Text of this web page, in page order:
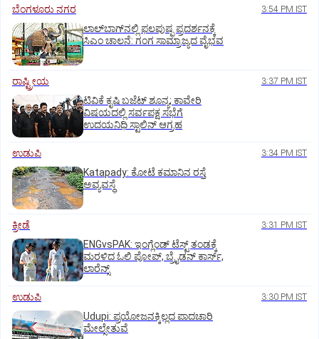
ಬೆಂಗಳೂರು ನಗರ 3:54 PM IST
ಲಾಲ್‌ಬಾಗ್‌ನಲ್ಲಿ ಫಲಪುಷ್ಪ ಪ್ರದರ್ಶನಕ್ಕೆ
ಸಿಎಂ ಚಾಲನೆ: ಗಂಗ ಸಾಮ್ರಾಜ್ಯದ ವೈಭವ
ರಾಷ್ಟ್ರೀಯ 3:37 PM IST
ಟಿವಿಕೆ ಕೃಷಿ ಬಜೆಟ್ ಶೂನ್ಯ; ಕಾವೇರಿ
ವಿಷಯದಲ್ಲಿ ಸರ್ವಪಕ್ಷ ಸಭೆಗೆ
ಉದಯನಿಧಿ ಸ್ಟಾಲಿನ್ ಆಗ್ರಹ
ಉಡುಪಿ 3:34 PM IST
Katapady: ಕೋಟೆ ಕಮಾನಿನ ರಸ್ತೆ
ಅವ್ಯವಸ್ಥೆ
ಕ್ರೀಡೆ 3:31 PM IST
ENGvsPAK: ಇಂಗ್ಲೆಂಡ್‌ ಟೆಸ್ಟ್‌ ತಂಡಕ್ಕೆ
ಮರಳಿದ ಓಲಿ ಪೋಪ್, ಬ್ರೈಡನ್ ಕಾರ್ಸ್,
ಲಾರೆನ್ಸ್
ಉಡುಪಿ 3:30 PM IST
Udupi: ಪ್ರಯೋಜನಕ್ಕಿಲ್ಲದ ಪಾದಚಾರಿ
ಮೇಲ್ಸೇತುವೆ